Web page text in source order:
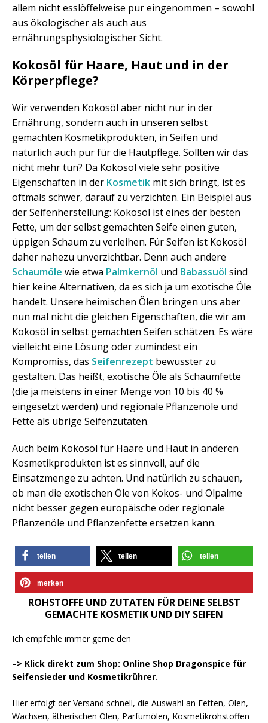
allem nicht esslöffelweise pur eingenommen – sowohl
aus ökologischer als auch aus
ernährungsphysiologischer Sicht.
Kokosöl für Haare, Haut und in der
Körperpflege?
Wir verwenden Kokosöl aber nicht nur in der
Ernährung, sondern auch in unseren selbst
gemachten Kosmetikprodukten, in Seifen und
natürlich auch pur für die Hautpflege. Sollten wir das
nicht mehr tun? Da Kokosöl viele sehr positive
Eigenschaften in der Kosmetik mit sich bringt, ist es
oftmals schwer, darauf zu verzichten. Ein Beispiel aus
der Seifenherstellung: Kokosöl ist eines der besten
Fette, um der selbst gemachten Seife einen guten,
üppigen Schaum zu verleihen. Für Seifen ist Kokosöl
daher nahezu unverzichtbar. Denn auch andere
Schaumöle wie etwa Palmkernöl und Babassuöl sind
hier keine Alternativen, da es sich ja um exotische Öle
handelt. Unsere heimischen Ölen bringen uns aber
nun mal nicht die gleichen Eigenschaften, die wir am
Kokosöl in selbst gemachten Seifen schätzen. Es wäre
vielleicht eine Lösung oder zumindest ein
Kompromiss, das Seifenrezept bewusster zu
gestalten. Das heißt, exotische Öle als Schaumfette
(die ja meistens in einer Menge von 10 bis 40 %
eingesetzt werden) und regionale Pflanzenöle und
Fette als übrige Seifenzutaten.
Auch beim Kokosöl für Haare und Haut in anderen
Kosmetikprodukten ist es sinnvoll, auf die
Einsatzmenge zu achten. Und natürlich zu schauen,
ob man die exotischen Öle von Kokos- und Ölpalme
nicht besser gegen europäische oder regionale
Pflanzenöle und Pflanzenfette ersetzen kann.
teilen teilen teilen
merken
ROHSTOFFE UND ZUTATEN FÜR DEINE SELBST
GEMACHTE KOSMETIK UND DIY SEIFEN
Ich empfehle immer gerne den
–> Klick direkt zum Shop: Online Shop Dragonspice für
Seifensieder und Kosmetikrührer.
Hier erfolgt der Versand schnell, die Auswahl an Fetten, Ölen,
Wachsen, ätherischen Ölen, Parfumölen, Kosmetikrohstoffen